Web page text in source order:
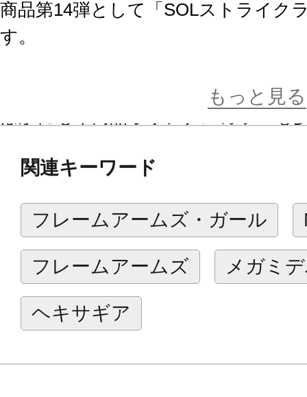
商品第14弾として「SOLストライク
す。
のはもちろんのこと、さまざまな『
ただけます。
※画像は試作品です。仕様は予告な
ます。
もっと見る
関連キーワード
フレームアームズ・ガール
フレームアームズ メガミ
ヘキサギア